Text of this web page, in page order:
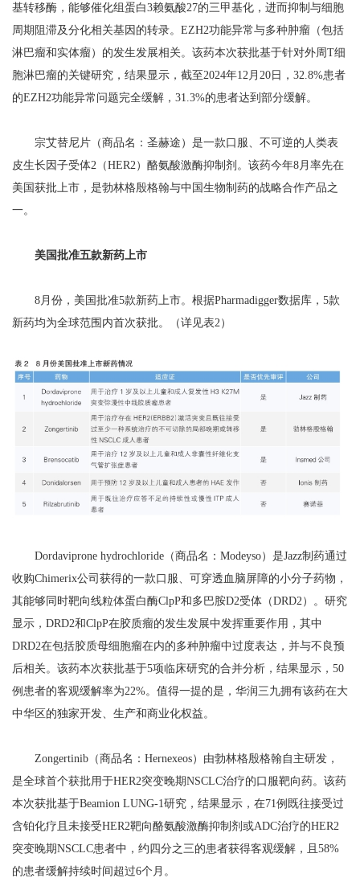
基转移酶，能够催化组蛋白3赖氨酸27的三甲基化，进而抑制与细胞
周期阻滞及分化相关基因的转录。EZH2功能异常与多种肿瘤（包括
淋巴瘤和实体瘤）的发生发展相关。该药本次获批基于针对外周T细
胞淋巴瘤的关键研究，结果显示，截至2024年12月20日，32.8%患者
的EZH2功能异常问题完全缓解，31.3%的患者达到部分缓解。
宗艾替尼片（商品名：圣赫途）是一款口服、不可逆的人类表
皮生长因子受体2（HER2）酪氨酸激酶抑制剂。该药今年8月率先在
美国获批上市，是勃林格殷格翰与中国生物制药的战略合作产品之
一。
美国批准五款新药上市
8月份，美国批准5款新药上市。根据Pharmadigger数据库，5款
新药均为全球范围内首次获批。（详见表2）
Dordaviprone hydrochloride（商品名：Modeyso）是Jazz制药通过
收购Chimerix公司获得的一款口服、可穿透血脑屏障的小分子药物，
其能够同时靶向线粒体蛋白酶ClpP和多巴胺D2受体（DRD2）。研究
显示，DRD2和ClpP在胶质瘤的发生发展中发挥重要作用，其中
DRD2在包括胶质母细胞瘤在内的多种肿瘤中过度表达，并与不良预
后相关。该药本次获批基于5项临床研究的合并分析，结果显示，50
例患者的客观缓解率为22%。值得一提的是，华润三九拥有该药在大
中华区的独家开发、生产和商业化权益。
Zongertinib（商品名：Hernexeos）由勃林格殷格翰自主研发，
是全球首个获批用于HER2突变晚期NSCLC治疗的口服靶向药。该药
本次获批基于Beamion LUNG-1研究，结果显示，在71例既往接受过
含铂化疗且未接受HER2靶向酪氨酸激酶抑制剂或ADC治疗的HER2
突变晚期NSCLC患者中，约四分之三的患者获得客观缓解，且58%
的患者缓解持续时间超过6个月。